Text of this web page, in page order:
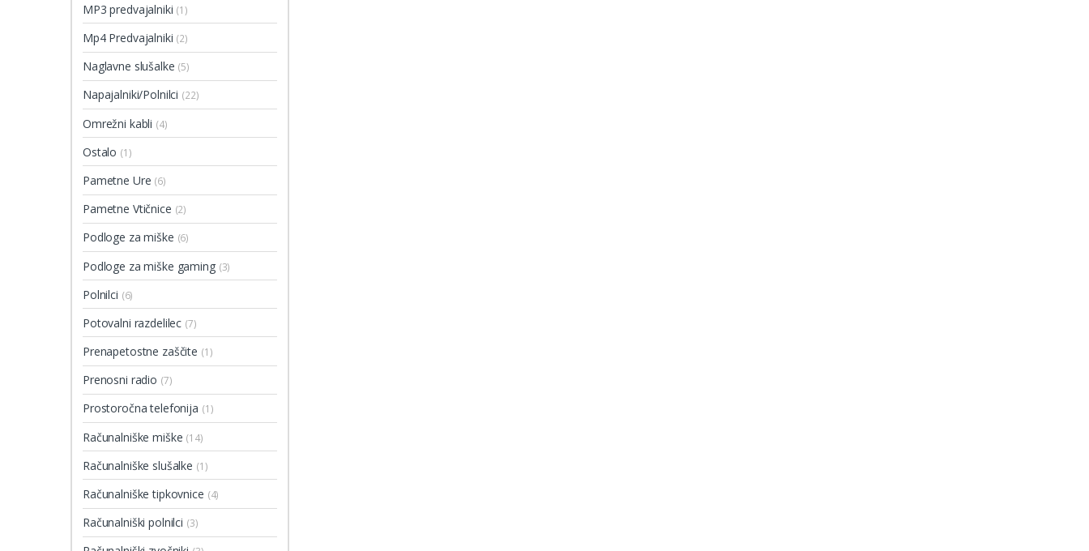
MP3 predvajalniki (1)
Mp4 Predvajalniki (2)
Naglavne slušalke (5)
Napajalniki/Polnilci (22)
Omrežni kabli (4)
Ostalo (1)
Pametne Ure (6)
Pametne Vtičnice (2)
Podloge za miške (6)
Podloge za miške gaming (3)
Polnilci (6)
Potovalni razdelilec (7)
Prenapetostne zaščite (1)
Prenosni radio (7)
Prostoročna telefonija (1)
Računalniške miške (14)
Računalniške slušalke (1)
Računalniške tipkovnice (4)
Računalniški polnilci (3)